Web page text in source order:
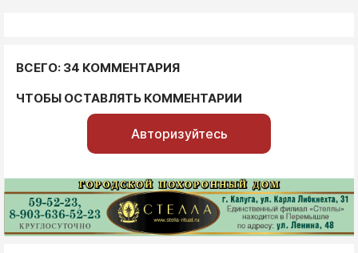
ВСЕГО: 34 КОММЕНТАРИЯ
ЧТОБЫ ОСТАВЛЯТЬ КОММЕНТАРИИ
Авторизуйтесь